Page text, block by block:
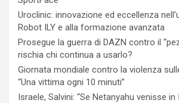
Uroclinic: innovazione ed eccellenza
Robot ILY e alla formazione avanzata
Prosegue la guerra di DAZN contro il
rischia chi continua a usarlo?
Giornata mondiale contro la violenza
“Una vittima ogni 10 minuti”
Israele, Salvini: “Se Netanyahu venisse